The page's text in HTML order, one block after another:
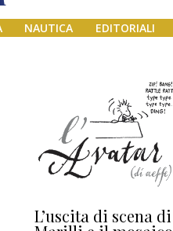
NAUTICA EDITORIALI
L’uscita di scena di